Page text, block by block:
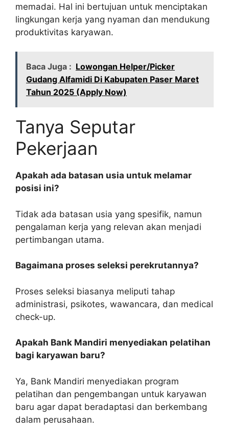
memadai. Hal ini bertujuan untuk menciptakan
lingkungan kerja yang nyaman dan mendukung
produktivitas karyawan.
Baca Juga : Lowongan Helper/Picker
Gudang Alfamidi Di Kabupaten Paser Maret
Tahun 2025 (Apply Now)
Tanya Seputar
Pekerjaan
Apakah ada batasan usia untuk melamar
posisi ini?
Tidak ada batasan usia yang spesifik, namun
pengalaman kerja yang relevan akan menjadi
pertimbangan utama.
Bagaimana proses seleksi perekrutannya?
Proses seleksi biasanya meliputi tahap
administrasi, psikotes, wawancara, dan medical
check-up.
Apakah Bank Mandiri menyediakan pelatihan
bagi karyawan baru?
Ya, Bank Mandiri menyediakan program
pelatihan dan pengembangan untuk karyawan
baru agar dapat beradaptasi dan berkembang
dalam perusahaan.